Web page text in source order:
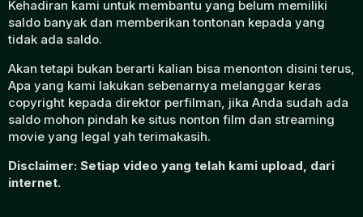
Kehadiran kami untuk membantu yang belum memiliki
saldo banyak dan memberikan tontonan kepada yang
tidak ada saldo.
Akan tetapi bukan berarti kalian bisa menonton disini terus,
Apa yang kami lakukan sebenarnya melanggar keras
copyright kepada direktor perfilman, jika Anda sudah ada
saldo mohon pindah ke situs nonton film dan streaming
movie yang legal yah terimakasih.
Disclaimer: Setiap video yang telah kami upload, dari
internet.